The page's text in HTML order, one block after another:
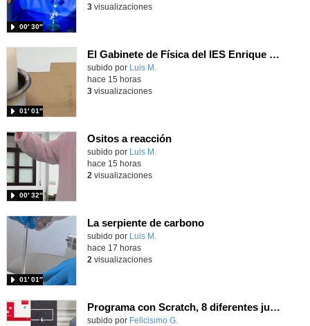
00′ 30″
3visualizaciones
El Gabinete de Física del IES Enrique Tierno Galván de Parla (Curso 25-26)
Contenido educativo.
subido por Luis M.
01′ 01″
hace 15 horas
3visualizaciones
Ositos a reacción
Contenido educativo.
subido por Luis M.
00′ 32″
hace 15 horas
2 visualizaciones
La serpiente de carbono
Contenido educativo.
subido por Luis M.
01′ 01″
hace 17 horas
2 visualizaciones
Programa con Scratch, 8 diferentes juegos para vivir la emoción de los partidos de España en el mundial 2026
Contenido educativo.
subido por Felicisimo G.